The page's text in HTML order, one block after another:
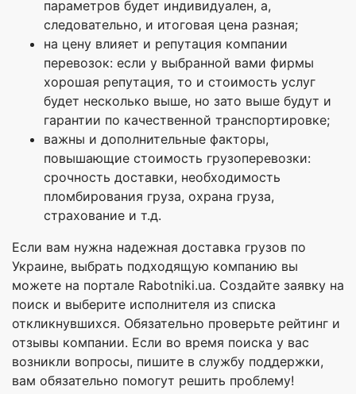
параметров будет индивидуален, а,
следовательно, и итоговая цена разная;
на цену влияет и репутация компании
перевозок: если у выбранной вами фирмы
хорошая репутация, то и стоимость услуг
будет несколько выше, но зато выше будут и
гарантии по качественной транспортировке;
важны и дополнительные факторы,
повышающие стоимость грузоперевозки:
срочность доставки, необходимость
пломбирования груза, охрана груза,
страхование и т.д.
Если вам нужна надежная доставка грузов по
Украине, выбрать подходящую компанию вы
можете на портале Rabotniki.ua. Создайте заявку на
поиск и выберите исполнителя из списка
откликнувшихся. Обязательно проверьте рейтинг и
отзывы компании. Если во время поиска у вас
возникли вопросы, пишите в службу поддержки,
вам обязательно помогут решить проблему!